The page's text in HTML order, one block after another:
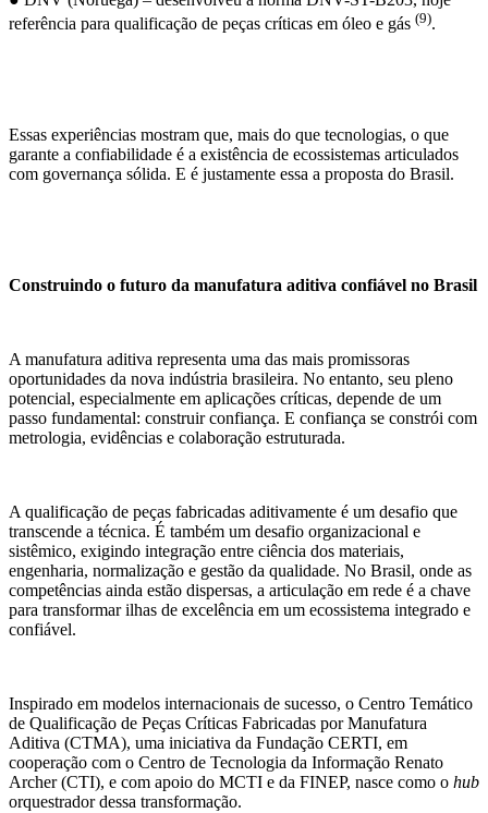
referência para qualificação de peças críticas em óleo e gás (9).
Essas experiências mostram que, mais do que tecnologias, o que
garante a confiabilidade é a existência de ecossistemas articulados
com governança sólida. E é justamente essa a proposta do Brasil.
Construindo o futuro da manufatura aditiva confiável no Brasil
A manufatura aditiva representa uma das mais promissoras
oportunidades da nova indústria brasileira. No entanto, seu pleno
potencial, especialmente em aplicações críticas, depende de um
passo fundamental: construir confiança. E confiança se constrói com
metrologia, evidências e colaboração estruturada.
A qualificação de peças fabricadas aditivamente é um desafio que
transcende a técnica. É também um desafio organizacional e
sistêmico, exigindo integração entre ciência dos materiais,
engenharia, normalização e gestão da qualidade. No Brasil, onde as
competências ainda estão dispersas, a articulação em rede é a chave
para transformar ilhas de excelência em um ecossistema integrado e
confiável.
Inspirado em modelos internacionais de sucesso, o Centro Temático
de Qualificação de Peças Críticas Fabricadas por Manufatura
Aditiva (CTMA), uma iniciativa da Fundação CERTI, em
cooperação com o Centro de Tecnologia da Informação Renato
Archer (CTI), e com apoio do MCTI e da FINEP, nasce como o hub
orquestrador dessa transformação.